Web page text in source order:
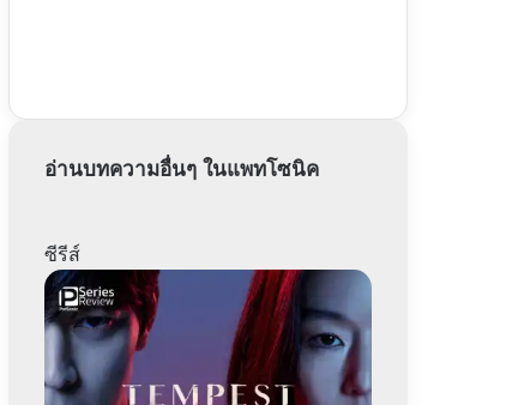
อ่านบทความอื่นๆ ในแพทโซนิค
ซีรีส์